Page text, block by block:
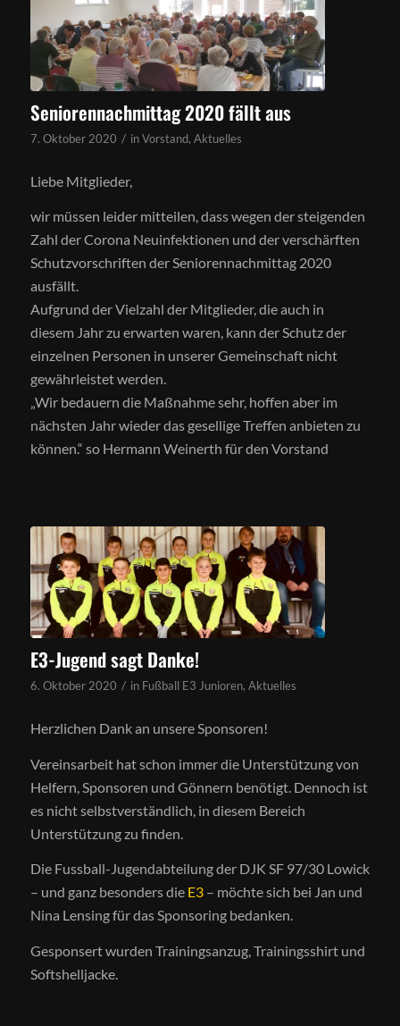
Seniorennachmittag 2020 fällt aus
7. Oktober 2020 / inVorstand, Aktuelles
Liebe Mitglieder,
wir müssen leider mitteilen, dass wegen der steigenden
Zahl der Corona Neuinfektionen und der verschärften
Schutzvorschriften der Seniorennachmittag 2020
ausfällt.
Aufgrund der Vielzahl der Mitglieder, die auch in
diesem Jahr zu erwarten waren, kann der Schutz der
einzelnen Personen in unserer Gemeinschaft nicht
gewährleistet werden.
„Wir bedauern die Maßnahme sehr, hoffen aber im
nächsten Jahr wieder das gesellige Treffen anbieten zu
können.“ so Hermann Weinerth für den Vorstand
E3-Jugend sagt Danke!
6. Oktober 2020 / in Fußball E3 Junioren, Aktuelles
Herzlichen Dank an unsere Sponsoren!
Vereinsarbeit hat schon immer die Unterstützung von
Helfern, Sponsoren und Gönnern benötigt. Dennoch ist
es nicht selbstverständlich, in diesem Bereich
Unterstützung zu finden.
Die Fussball-Jugendabteilung der DJK SF 97/30 Lowick
– und ganz besonders die E3 – möchte sich bei Jan und
Nina Lensing für das Sponsoring bedanken.
Gesponsert wurden Trainingsanzug, Trainingsshirt und
Softshelljacke.